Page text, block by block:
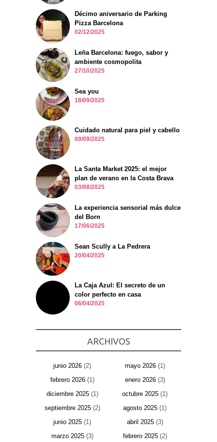
Décimo aniversario de Parking
Pizza Barcelona
02/12/2025
Leña Barcelona: fuego, sabor y
ambiente cosmopolita
27/10/2025
Sea you
18/09/2025
Cuidado natural para piel y cabello
09/09/2025
La Santa Market 2025: el mejor
plan de verano en la Costa Brava
03/08/2025
La experiencia sensorial más dulce
del Born
17/06/2025
Sean Scully a La Pedrera
20/04/2025
La Caja Azul: El secreto de un
color perfecto en casa
06/04/2025
ARCHIVOS
junio 2026 (2) mayo 2026(1)
febrero 2026(1) enero 2026(3)
diciembre 2025(1) octubre 2025 (1)
septiembre 2025(2) agosto 2025 (1)
junio 2025 (1) abril 2025(3)
marzo 2025(3) febrero 2025(2)